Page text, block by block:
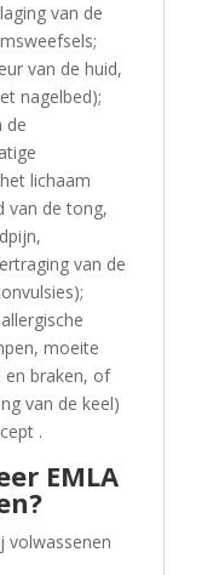
van de
van de huid,
nagelbed);
de
lichaam
van de tong,
van de
moeite
en braken, of
van de keel)
.
EMLA
volwassenen